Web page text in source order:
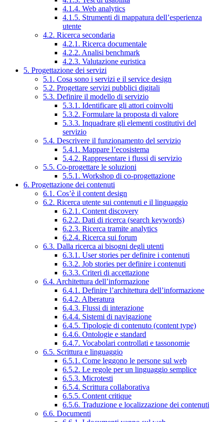
4.1.4. Web analytics
4.1.5. Strumenti di mappatura dell’esperienza
utente
4.2. Ricerca secondaria
4.2.1. Ricerca documentale
4.2.2. Analisi benchmark
4.2.3. Valutazione euristica
5. Progettazione dei servizi
5.1. Cosa sono i servizi e il service design
5.2. Progettare servizi pubblici digitali
5.3. Definire il modello di servizio
5.3.1. Identificare gli attori coinvolti
5.3.2. Formulare la proposta di valore
5.3.3. Inquadrare gli elementi costitutivi del
servizio
5.4. Descrivere il funzionamento del servizio
5.4.1. Mappare l’ecosistema
5.4.2. Rappresentare i flussi di servizio
5.5. Co-progettare le soluzioni
5.5.1. Workshop di co-progettazione
6. Progettazione dei contenuti
6.1. Cos’è il content design
6.2. Ricerca utente sui contenuti e il linguaggio
6.2.1. Content discovery
6.2.2. Dati di ricerca (search keywords)
6.2.3. Ricerca tramite analytics
6.2.4. Ricerca sui forum
6.3. Dalla ricerca ai bisogni degli utenti
6.3.1. User stories per definire i contenuti
6.3.2. Job stories per definire i contenuti
6.3.3. Criteri di accettazione
6.4. Architettura dell’informazione
6.4.1. Definire l’architettura dell’informazione
6.4.2. Alberatura
6.4.3. Flussi di interazione
6.4.4. Sistemi di navigazione
6.4.5. Tipologie di contenuto (content type)
6.4.6. Ontologie e standard
6.4.7. Vocabolari controllati e tassonomie
6.5. Scrittura e linguaggio
6.5.1. Come leggono le persone sul web
6.5.2. Le regole per un linguaggio semplice
6.5.3. Microtesti
6.5.4. Scrittura collaborativa
6.5.5. Content critique
6.5.6. Traduzione e localizzazione dei contenuti
6.6. Documenti